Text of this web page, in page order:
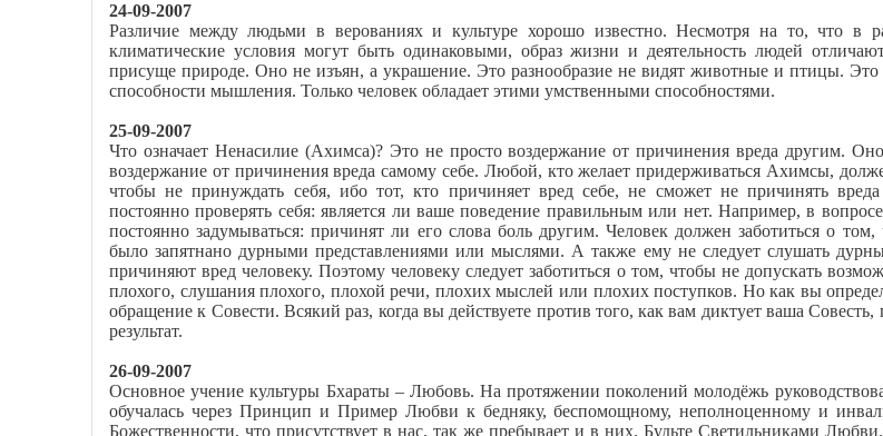
24-09-2007
Различие между людьми в верованиях и культуре хорошо известно. Несмотря на то, что в
климатические условия могут быть одинаковыми, образ жизни и деятельность людей
присуще природе. Оно не изъян, а украшение. Это разнообразие не видят животные и птицы. Это
способности мышления. Только человек обладает этими умственными способностями.
25-09-2007
Что означает Ненасилие (Ахимса)? Это не просто воздержание от причинения вреда другим.
воздержание от причинения вреда самому себе. Любой, кто желает придерживаться Ахимсы,
чтобы не принуждать себя, ибо тот, кто причиняет вред себе, не сможет не причинять
постоянно проверять себя: является ли ваше поведение правильным или нет. Например, в
постоянно задумываться: причинят ли его слова боль другим. Человек должен заботиться о том,
было запятнано дурными представлениями или мыслями. А также ему не следует слушать
причиняют вред человеку. Поэтому человеку следует заботиться о том, чтобы не допускать
плохого, слушания плохого, плохой речи, плохих мыслей или плохих поступков. Но как вы
обращение к Совести. Всякий раз, когда вы действуете против того, как вам диктует ваша Совесть,
результат.
26-09-2007
Основное учение культуры Бхараты – Любовь. На протяжении поколений молодёжь
обучалась через Принцип и Пример Любви к бедняку, беспомощному, неполноценному и
Божественности, что присутствует в нас, так же пребывает и в них. Будьте Светильниками